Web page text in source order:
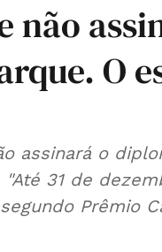
não
O
assinará o
31 de
Prêmio